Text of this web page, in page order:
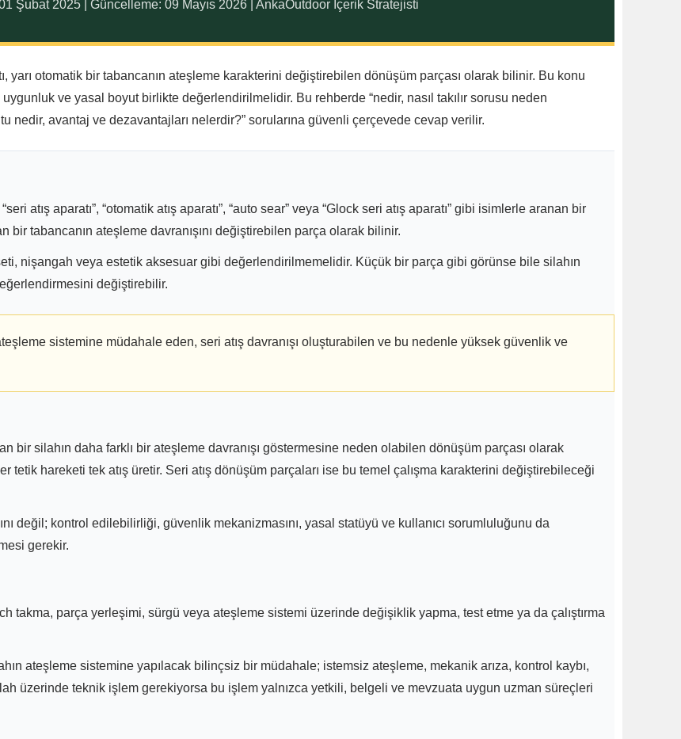
01 Şubat 2025 | Güncelleme: 09 Mayıs 2026 | AnkaOutdoor İçerik Stratejisti
yarı otomatik bir tabancanın ateşleme karakterini değiştirebilen dönüşüm parçası olarak bilinir. Bu konu
ve yasal boyut birlikte değerlendirilmelidir. Bu rehberde “nedir, nasıl takılır sorusu neden
nedir, avantaj ve dezavantajları nelerdir?” sorularına güvenli çerçevede cevap verilir.
atış aparatı”, “otomatik atış aparatı”, “auto sear” veya “Glock seri atış aparatı” gibi isimlerle aranan bir
bir tabancanın ateşleme davranışını değiştirebilen parça olarak bilinir.
nişangah veya estetik aksesuar gibi değerlendirilmemelidir. Küçük bir parça gibi görünse bile silahın
değiştirebilir.
sistemine müdahale eden, seri atış davranışı oluşturabilen ve bu nedenle yüksek güvenlik ve
bir silahın daha farklı bir ateşleme davranışı göstermesine neden olabilen dönüşüm parçası olarak
tetik hareketi tek atış üretir. Seri atış dönüşüm parçaları ise bu temel çalışma karakterini değiştirebileceği
değil; kontrol edilebilirliği, güvenlik mekanizmasını, yasal statüyü ve kullanıcı sorumluluğunu da
gerekir.
takma, parça yerleşimi, sürgü veya ateşleme sistemi üzerinde değişiklik yapma, test etme ya da çalıştırma
ateşleme sistemine yapılacak bilinçsiz bir müdahale; istemsiz ateşleme, mekanik arıza, kontrol kaybı,
üzerinde teknik işlem gerekiyorsa bu işlem yalnızca yetkili, belgeli ve mevzuata uygun uzman süreçleri